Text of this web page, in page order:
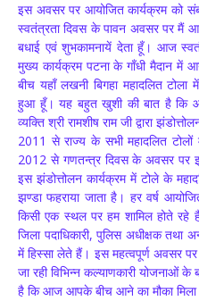
इस अवसर पर आयोजित कार्यक्रम को
स्वतंत्रता दिवस के पावन अवसर पर मैं
बधाई एवं शुभकामनायें देता हूँ। आज
मुख्य कार्यक्रम पटना के गाँधी मैदान में
बीच यहाँ लखनी बिगहा महादलित
हुआ हूँ। यह बहुत खुशी की बात है कि
व्यक्ति श्री रामशीष राम जी द्वारा
2011 से राज्य के सभी महादलित
2012 से गणतन्त्र दिवस के अवसर पर
इस झंडोत्तोलन कार्यक्रम में टोले के
झण्डा फहराया जाता है। हर वर्ष
किसी एक स्थल पर हम शामिल होते रहे
जिला पदाधिकारी, पुलिस अधीक्षक तथा
में हिस्सा लेते हैं। इस महत्वपूर्ण अवसर पर
जा रही विभिन्न कल्याणकारी योजनाओं
है कि आज आपके बीच आने का मौका मिला